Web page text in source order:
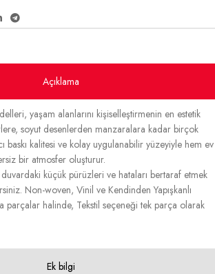
Açıklama
Ek bilgi
yaşam alanlarını kişiselleştirmenin en estetik
soyut desenlerden manzaralara kadar birçok
baskı kalitesi ve kolay uygulanabilir yüzeyiyle hem ev
bir atmosfer oluşturur.
küçük pürüzleri ve hataları bertaraf etmek
Non-woven, Vinil ve Kendinden Yapışkanlı
parçalar halinde, Tekstil seçeneği tek parça olarak